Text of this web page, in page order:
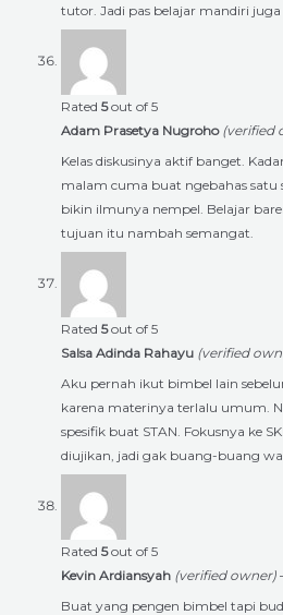
tutor. Jadi pas belajar mandiri
Rated 5out of 5
Adam Prasetya Nugroho (verified
Kelas diskusinya aktif banget.
malam cuma buat ngebahas satu
bikin ilmunya nempel. Belajar
tujuan itu nambah semangat.
Rated 5out of 5
Salsa Adinda Rahayu (verified
Aku pernah ikut bimbel lain
karena materinya terlalu umum.
spesifik buat STAN. Fokusnya ke
diujikan, jadi gak buang-buang
Rated 5out of 5
Kevin Ardiansyah (verified owner)
Buat yang pengen bimbel tapi